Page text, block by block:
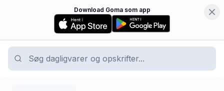
Download Goma som app